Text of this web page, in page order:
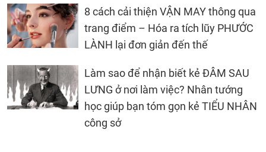
8 cách cải thiện VẬN MAY thông qua
trang điểm – Hóa ra tích lũy PHƯỚC
LÀNH lại đơn giản đến thế
Làm sao để nhận biết kẻ ĐÂM SAU
LƯNG ở nơi làm việc? Nhân tướng
học giúp bạn tóm gọn kẻ TIỂU NHÂN
công sở